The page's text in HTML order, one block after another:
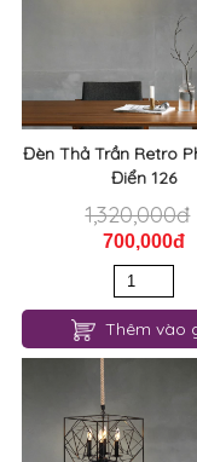
Đèn Thả Trần Retro
Điển 126
1,320,000đ
700,000đ